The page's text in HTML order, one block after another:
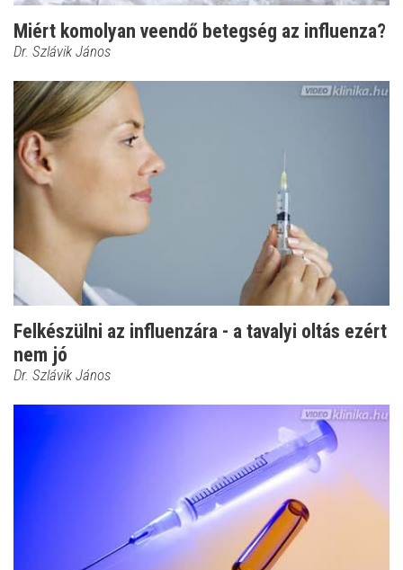
Miért komolyan veendő betegség az influenza?
Dr. Szlávik János
Felkészülni az influenzára - a tavalyi oltás ezért
nem jó
Dr. Szlávik János